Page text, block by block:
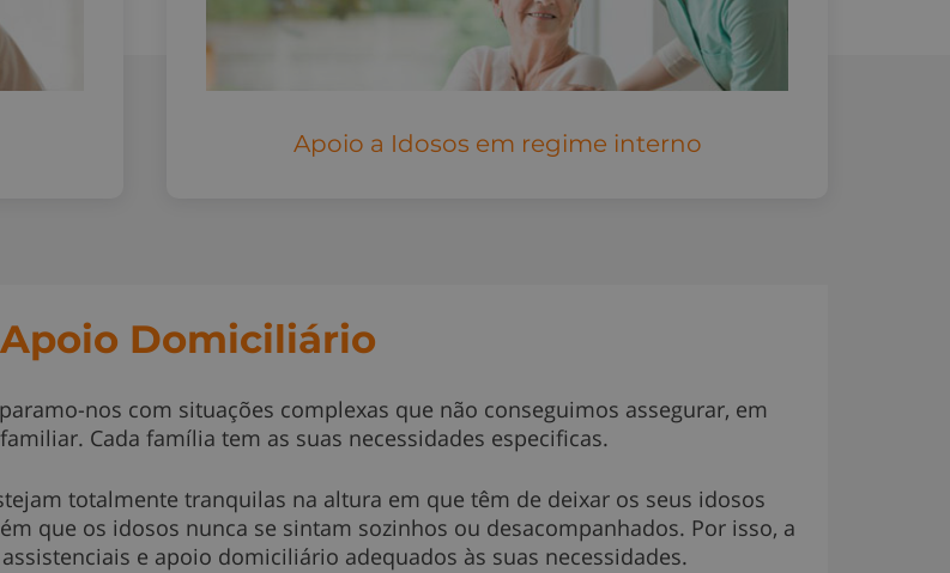
Apoio a Idosos em regime interno
Domiciliário
nos com situações complexas que não conseguimos assegurar, em
Cada família tem as suas necessidades especificas.
totalmente tranquilas na altura em que têm de deixar os seus idosos
que os idosos nunca se sintam sozinhos ou desacompanhados. Por isso, a
e apoio domiciliário adequados às suas necessidades.